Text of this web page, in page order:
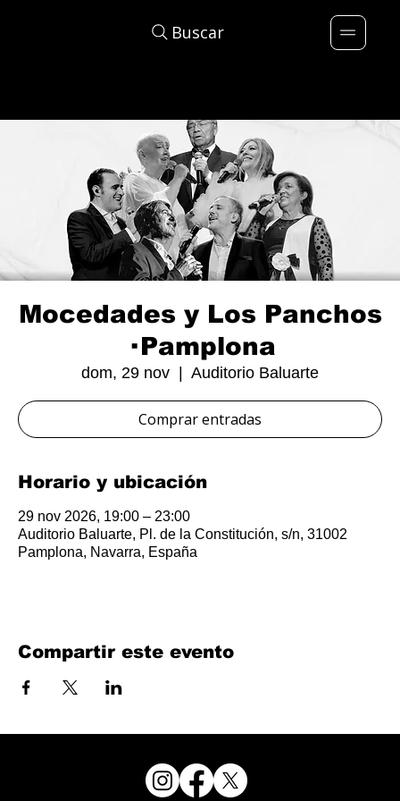
Buscar
Mocedades y Los Panchos
· Pamplona
dom, 29 nov Auditorio Baluarte
Comprar entradas
Horario y ubicación
29 nov 2026, 19:00 – 23:00
Auditorio Baluarte, Pl. de la Constitución, s/n, 31002
Pamplona, Navarra, España
Compartir este evento